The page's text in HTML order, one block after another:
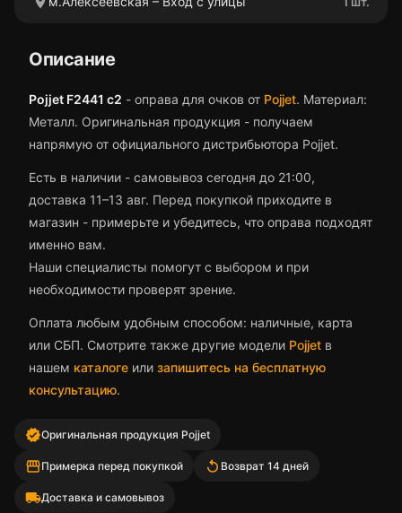
Описание
Pojjet F2441 c2 - оправа для очков от Pojjet. Материал:
Металл. Оригинальная продукция - получаем
напрямую от официального дистрибьютора Pojjet.
Есть в наличии - самовывоз сегодня до 21:00,
доставка 11–13 авг. Перед покупкой приходите в
магазин - примерьте и убедитесь, что оправа подходят
именно вам.
Наши специалисты помогут с выбором и при
необходимости проверят зрение.
Оплата любым удобным способом: наличные, карта
или СБП. Смотрите также другие модели Pojjet в
нашем каталоге или запишитесь на бесплатную
консультацию.
verifiedОригинальная продукция Pojjet
storefrontПримерка перед покупкой replay Возврат 14 дней
local_shippingДоставка и самовывоз